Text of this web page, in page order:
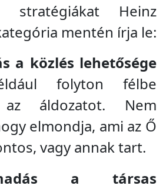
stratégiákat Heinz
mentén írja le:
a közlés lehetősége
folyton félbe
az áldozatot. Nem
elmondja, ami az Ő
vagy annak tart.
a társas